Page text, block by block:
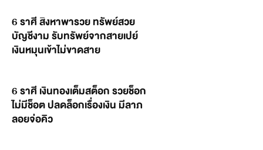
6 ราศี สิงหาพารวย ทรัพย์สวย
บัญชีงาม รับทรัพย์จากสายเปย์
เงินหมุนเข้าไม่ขาดสาย
6 ราศี เงินทองเต็มสต็อก รวยช็อก
ไม่มีช็อต ปลดล็อกเรื่องเงิน มีลาภ
ลอยจ่อคิว